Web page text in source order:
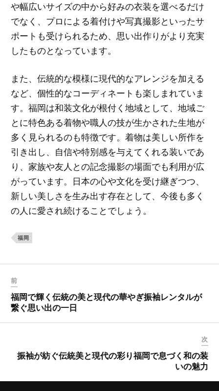
や幅広いサイズの中から好みの衣装を選べるだけ
でなく、プロによる着付けや写真撮影といったサ
ポートも受けられるため、思い出作りがより充実
したものとなっています。
また、伝統的な模様に現代的なアレンジを加える
など、個性的なコーディネートも楽しまれていま
す。福岡は和装文化が根付く地域として、地域ご
とに特色ある着物や職人の技が生かされた生地が
多く見られるのも特徴です。着物は美しい所作を
引き出し、自信や特別感を与えてくれる装いであ
り、家族や友人との記念撮影の場面でも利用が広
がっています。日本の心や文化を受け継ぎつつ、
新しい美しさを生み出す存在として、今後も多く
の人に愛され続けることでしょう。
福岡
前
福岡で輝く伝統の美と現代の華やぎ振袖レンタルが
繋ぐ思い出の一日
次
振袖が紡ぐ伝統美と現代の彩り福岡で息づく和の装
いの魅力